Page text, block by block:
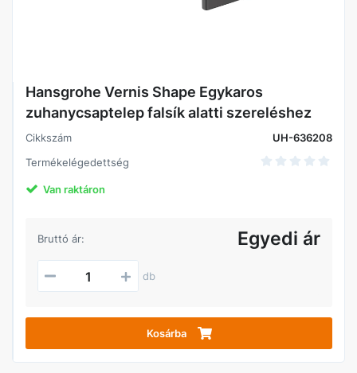
Hansgrohe Vernis Shape Egykaros
zuhanycsaptelep falsík alatti szereléshez
Cikkszám
UH-636208
Termékelégedettség
Van raktáron
Bruttó ár: Egyedi ár
db
Kosárba